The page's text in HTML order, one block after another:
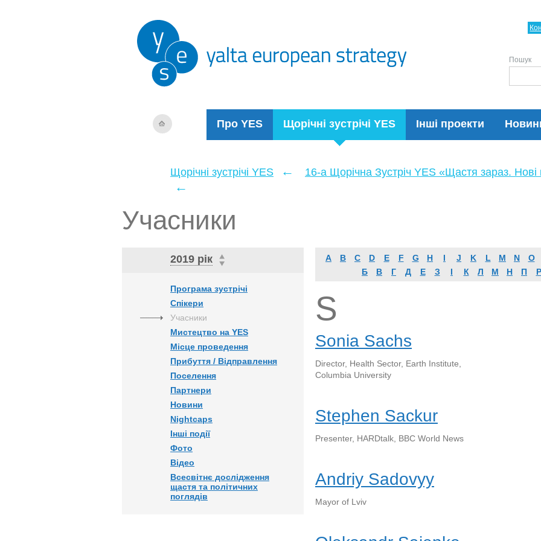
Про YES Щорічні зустрічі YES Інші проекти
Пошук
Щорічні зустрічі YES ← 16-а Щорічна Зустріч YES «Щастя зараз. Нові
←
Учасники
2019 рік
Програма зустрічі
Спікери
Учасники
Мистецтво на YES
Місце проведення
Прибуття / Відправлення
Поселення
Партнери
Новини
Nightcaps
Інші події
Фото
Відео
Всесвітнє дослідження
щастя та політичних
поглядів
A B C D E F G H I J K L M N O
Б
В Г Д Е З І К Л М Н П Р
S
Sonia Sachs
Director, Health Sector, Earth Institute,
Columbia University
Stephen Sackur
Presenter, HARDtalk, BBC World News
Andriy Sadovyy
Mayor of Lviv